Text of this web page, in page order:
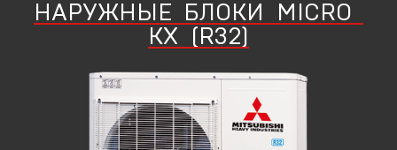
НАРУЖНЫЕ БЛОКИ
MICRO
KX
(R32)